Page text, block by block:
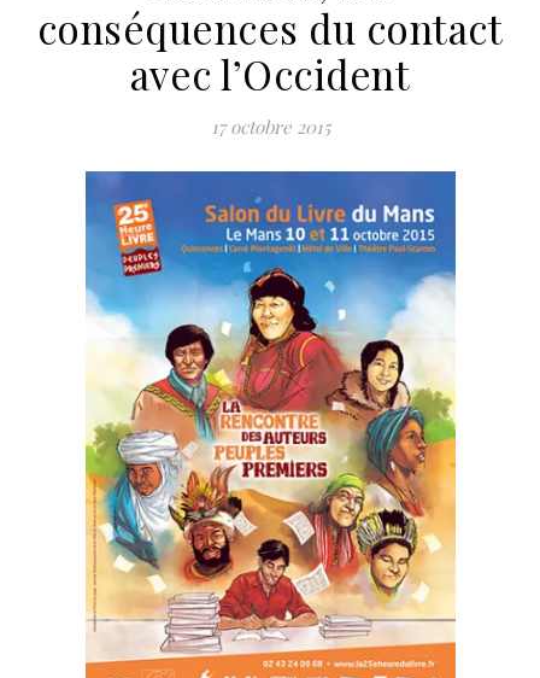
conséquences du contact
avec l’Occident
17 octobre 2015